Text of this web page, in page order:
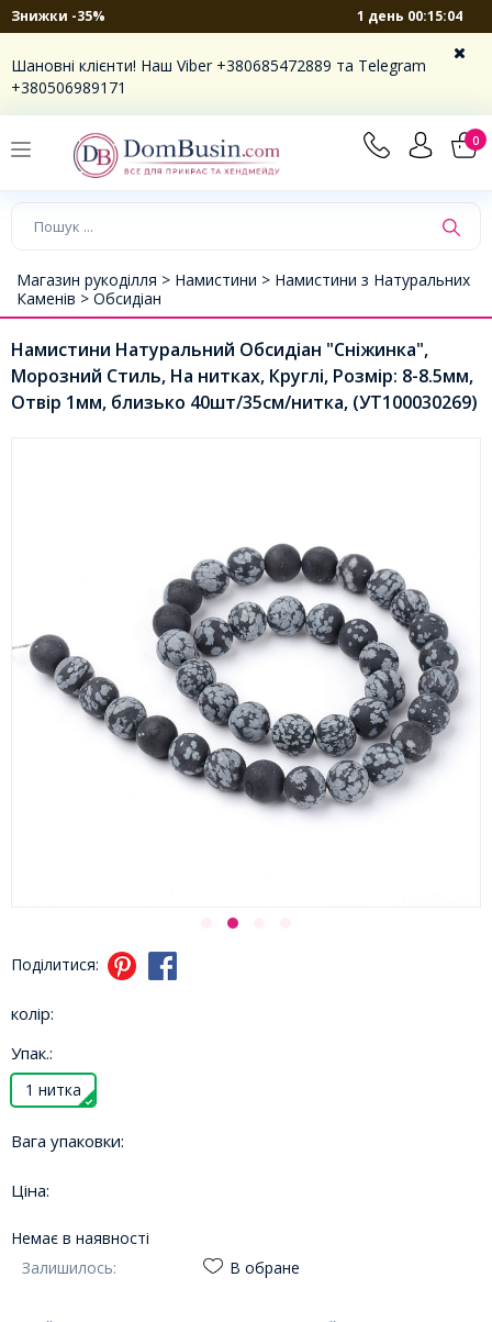
Знижки -35% 1 день 00:15:03
Шановні клієнти! Наш Viber +380685472889 та Telegram
+380506989171
0
Магазин рукоділля > Намистини > Намистини з Натуральних
Каменів > Обсидіан
Намистини Натуральний Обсидіан "Сніжинка",
Морозний Стиль, На нитках, Круглі, Розмір: 8-8.5мм,
Отвір 1мм, близько 40шт/35см/нитка, (УТ100030269)
Поділитися:
колір:
Упак.:
1 нитка
Вага упаковки:
Ціна:
Немає в наявності
Залишилось:
В обране